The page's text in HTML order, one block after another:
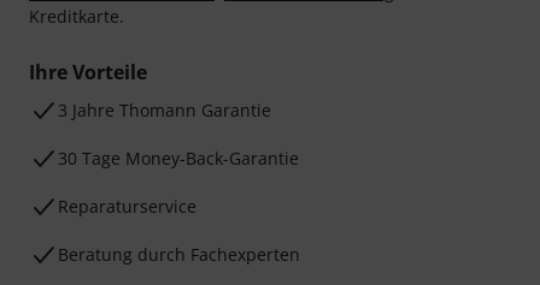
Kreditkarte.
Ihre Vorteile
3 Jahre Thomann Garantie
30 Tage Money-Back-Garantie
Reparaturservice
Beratung durch Fachexperten